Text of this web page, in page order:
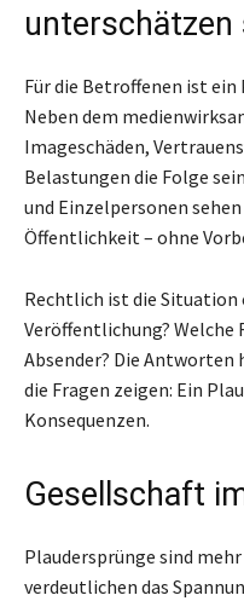
unterschätzen
Für die Betroffenen ist
Neben dem
Imageschäden,
Belastungen die Folge
und Einzelpersonen
Öffentlichkeit – ohne
Rechtlich ist die Situation
Veröffentlichung? Welche
Absender? Die Antworten
die Fragen zeigen: Ein
Konsequenzen.
Gesellschaft
Plaudersprünge sind
verdeutlichen das